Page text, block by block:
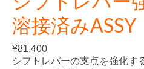
溶接済みASSY
¥81,400
シフトレバーの支点を強化す